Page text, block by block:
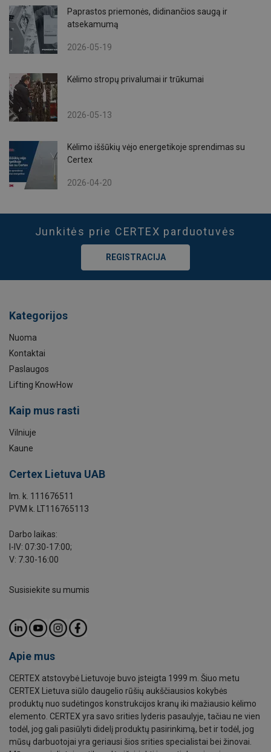
Paprastos priemonės, didinančios saugą ir
atsekamumą
2026-05-19
Kėlimo stropų privalumai ir trūkumai
2026-05-13
Kėlimo iššūkių vėjo energetikoje sprendimas su
Certex
2026-04-20
Junkitės prie CERTEX parduotuvės
REGISTRACIJA
Kategorijos
Nuoma
Kontaktai
Paslaugos
Lifting KnowHow
Kaip mus rasti
Vilniuje
Kaune
Certex Lietuva UAB
Im. k. 111676511
PVM k. LT116765113
Darbo laikas:
I-IV: 07:30-17:00;
V: 7.30-16:00
Susisiekite su mumis
Apie mus
CERTEX atstovybė Lietuvoje buvo įsteigta 1999 m. Šiuo metu
CERTEX Lietuva siūlo daugelio rūšių aukščiausios kokybės
produktų nuo sudėtingos konstrukcijos kranų iki mažiausio kėlimo
elemento. CERTEX yra savo srities lyderis pasaulyje, tačiau ne vien
todėl, jog gali pasiūlyti didelį produktų pasirinkimą, bet ir todėl, jog
mūsų darbuotojai yra geriausi šios srities specialistai bei žinovai.